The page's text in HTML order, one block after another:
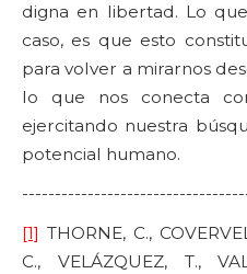
digna en libertad. Lo
caso, es que esto
para volver a mirarnos
lo que nos conecta
ejercitando nuestra
potencial humano.
[1] THORNE, C.,
C., VELÁZQUEZ, T.,